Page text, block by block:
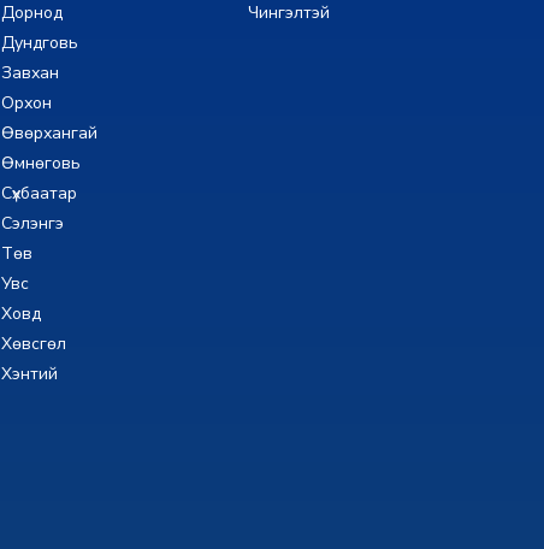
Дорнод
Дундговь
Завхан
Орхон
Өвөрхангай
Өмнөговь
Сүхбаатар
Сэлэнгэ
Төв
Увс
Ховд
Хөвсгөл
Хэнтий
Чингэлтэй